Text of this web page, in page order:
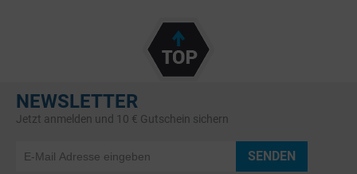
NEWSLETTER
Jetzt anmelden und 10 € Gutschein sichern
SENDEN